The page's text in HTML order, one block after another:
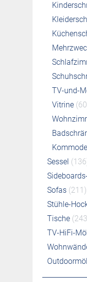
TV-und-
Vitrine
Sessel
Sofas (211)
Stühle-
Tische
TV-HiFi-